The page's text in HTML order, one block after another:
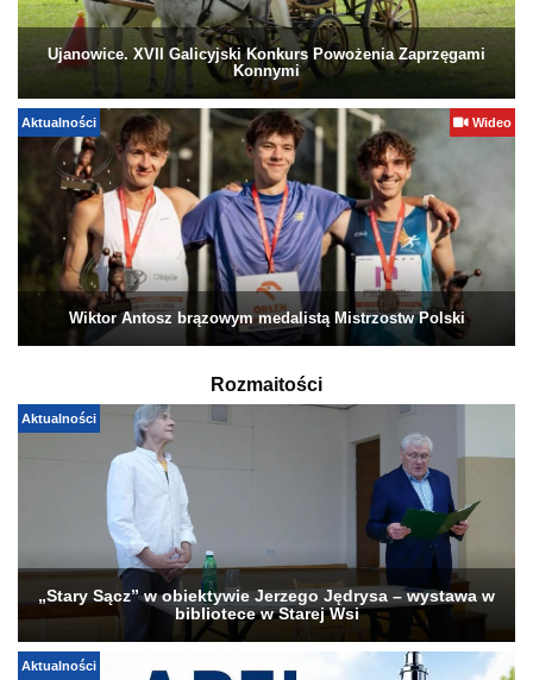
Ujanowice. XVII Galicyjski Konkurs Powożenia Zaprzęgami
Konnymi
Aktualności Wideo
Wiktor Antosz brązowym medalistą Mistrzostw Polski
Rozmaitości
Aktualności
„Stary Sącz” w obiektywie Jerzego Jędrysa – wystawa w
bibliotece w Starej Wsi
Aktualności